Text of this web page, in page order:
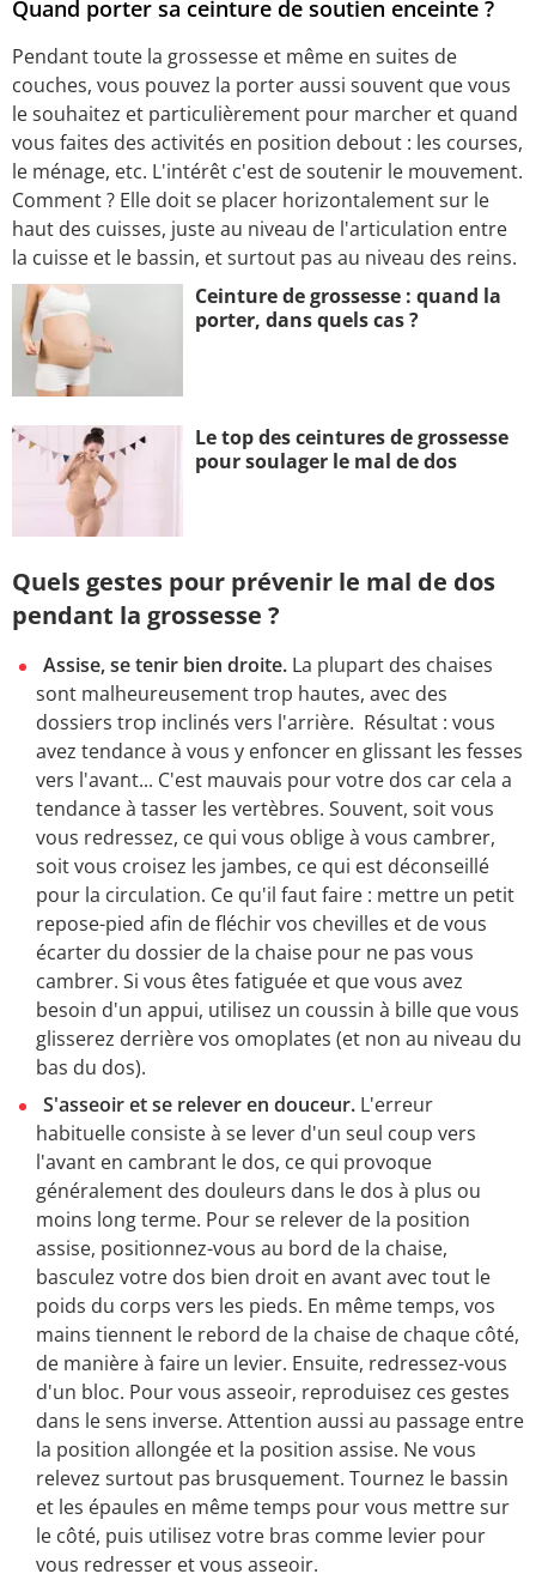
Quand porter sa ceinture de soutien enceinte ?
Pendant toute la grossesse et même en suites de
couches, vous pouvez la porter aussi souvent que vous
le souhaitez et particulièrement pour marcher et quand
vous faites des activités en position debout : les courses,
le ménage, etc. L'intérêt c'est de soutenir le mouvement.
Comment ? Elle doit se placer horizontalement sur le
haut des cuisses, juste au niveau de l'articulation entre
la cuisse et le bassin, et surtout pas au niveau des reins.
Ceinture de grossesse : quand la
porter, dans quels cas ?
Le top des ceintures de grossesse
pour soulager le mal de dos
Quels gestes pour prévenir le mal de dos
pendant la grossesse ?
Assise, se tenir bien droite. La plupart des chaises
sont malheureusement trop hautes, avec des
dossiers trop inclinés vers l'arrière. Résultat : vous
avez tendance à vous y enfoncer en glissant les fesses
vers l'avant... C'est mauvais pour votre dos car cela a
tendance à tasser les vertèbres. Souvent, soit vous
vous redressez, ce qui vous oblige à vous cambrer,
soit vous croisez les jambes, ce qui est déconseillé
pour la circulation. Ce qu'il faut faire : mettre un petit
repose-pied afin de fléchir vos chevilles et de vous
écarter du dossier de la chaise pour ne pas vous
cambrer. Si vous êtes fatiguée et que vous avez
besoin d'un appui, utilisez un coussin à bille que vous
glisserez derrière vos omoplates (et non au niveau du
bas du dos).
S'asseoir et se relever en douceur. L'erreur
habituelle consiste à se lever d'un seul coup vers
l'avant en cambrant le dos, ce qui provoque
généralement des douleurs dans le dos à plus ou
moins long terme. Pour se relever de la position
assise, positionnez-vous au bord de la chaise,
basculez votre dos bien droit en avant avec tout le
poids du corps vers les pieds. En même temps, vos
mains tiennent le rebord de la chaise de chaque côté,
de manière à faire un levier. Ensuite, redressez-vous
d'un bloc. Pour vous asseoir, reproduisez ces gestes
dans le sens inverse. Attention aussi au passage entre
la position allongée et la position assise. Ne vous
relevez surtout pas brusquement. Tournez le bassin
et les épaules en même temps pour vous mettre sur
le côté, puis utilisez votre bras comme levier pour
vous redresser et vous asseoir.